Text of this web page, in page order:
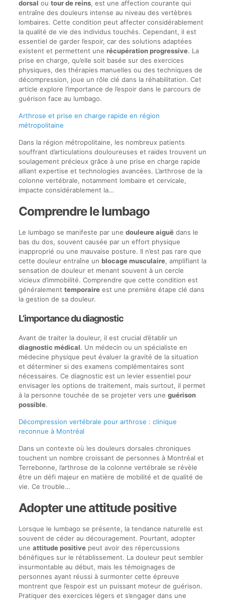
dorsal ou tour de reins, est une affection courante qui
entraîne des douleurs intense au niveau des vertèbres
lombaires. Cette condition peut affecter considérablement
la qualité de vie des individus touchés. Cependant, il est
essentiel de garder l’espoir, car des solutions adaptées
existent et permettent une récupération progressive. La
prise en charge, qu’elle soit basée sur des exercices
physiques, des thérapies manuelles ou des techniques de
décompression, joue un rôle clé dans la réhabilitation. Cet
article explore l’importance de l’espoir dans le parcours de
guérison face au lumbago.
Arthrose et prise en charge rapide en région
métropolitaine
Dans la région métropolitaine, les nombreux patients
souffrant d’articulations douloureuses et raides trouvent un
soulagement précieux grâce à une prise en charge rapide
alliant expertise et technologies avancées. L’arthrose de la
colonne vertébrale, notamment lombaire et cervicale,
impacte considérablement la…
Comprendre le lumbago
Le lumbago se manifeste par une douleure aiguëdans le
bas du dos, souvent causée par un effort physique
inapproprié ou une mauvaise posture. Il n’est pas rare que
cette douleur entraîne un blocage musculaire, amplifiant la
sensation de douleur et menant souvent à un cercle
vicieux d’immobilité. Comprendre que cette condition est
généralement temporaireest une première étape clé dans
la gestion de sa douleur.
L’importance du diagnostic
Avant de traiter la douleur, il est crucial d’établir un
diagnostic médical. Un médecin ou un spécialiste en
médecine physique peut évaluer la gravité de la situation
et déterminer si des examens complémentaires sont
nécessaires. Ce diagnostic est un levier essentiel pour
envisager les options de traitement, mais surtout, il permet
à la personne touchée de se projeter vers une guérison
possible.
Décompression vertébrale pour arthrose : clinique
reconnue à Montréal
Dans un contexte où les douleurs dorsales chroniques
touchent un nombre croissant de personnes à Montréal et
Terrebonne, l’arthrose de la colonne vertébrale se révèle
être un défi majeur en matière de mobilité et de qualité de
vie. Ce trouble…
Adopter une attitude positive
Lorsque le lumbago se présente, la tendance naturelle est
souvent de céder au découragement. Pourtant, adopter
une attitude positivepeut avoir des répercussions
bénéfiques sur le rétablissement. La douleur peut sembler
insurmontable au début, mais les témoignages de
personnes ayant réussi à surmonter cette épreuve
montrent que l’espoir est un puissant moteur de guérison.
Pratiquer des exercices légers et s’engager dans une